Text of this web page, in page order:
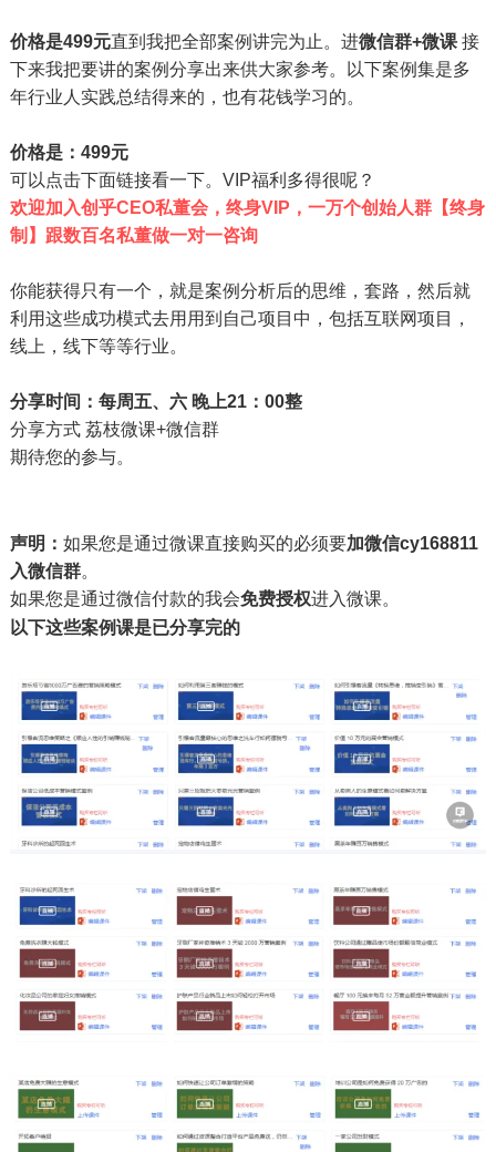
价格是499元直到我把全部案例讲完为止。进微信群+微课接
下来我把要讲的案例分享出来供大家参考。以下案例集是多
年行业人实践总结得来的，也有花钱学习的。
价格是：499元
可以点击下面链接看一下。VIP福利多得很呢？
欢迎加入创乎CEO私董会，终身VIP，一万个创始人群【终身
制】跟数百名私董做一对一咨询
你能获得只有一个，就是案例分析后的思维，套路，然后就
利用这些成功模式去用用到自己项目中，包括互联网项目，
线上，线下等等行业。
分享时间：每周五、六 晚上21：00整
分享方式 荔枝微课+微信群
期待您的参与。
声明： 如果您是通过微课直接购买的必须要加微信cy168811
入微信群。
如果您是通过微信付款的我会免费授权进入微课。
以下这些案例课是已分享完的